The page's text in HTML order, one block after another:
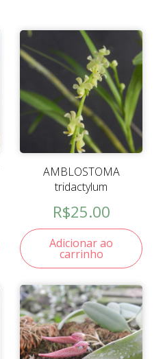
AMBLOSTOMA
tridactylum
R$25.00
Adicionar ao
carrinho